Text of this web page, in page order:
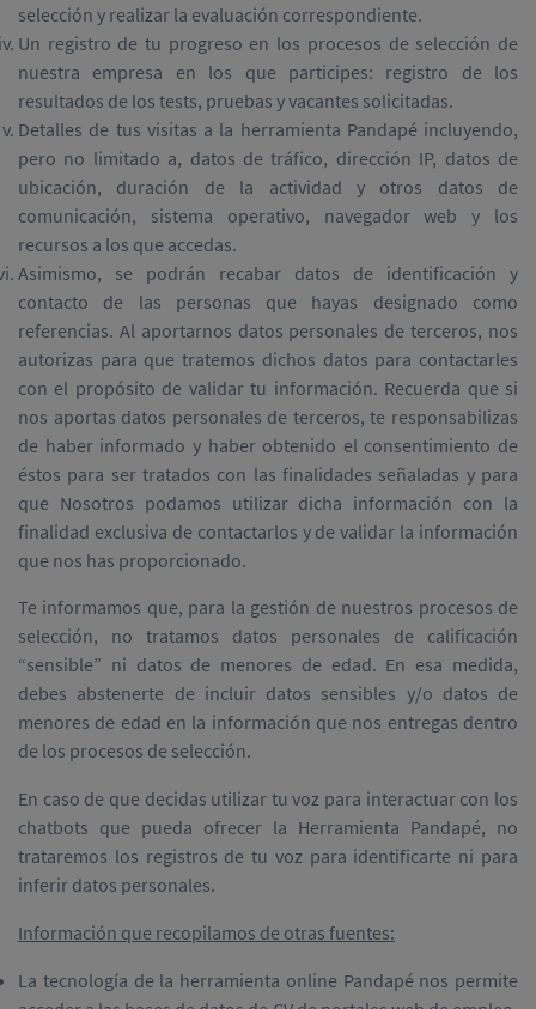
selección y realizar la evaluación correspondiente.
Un registro de tu progreso en los procesos de selección de
nuestra empresa en los que participes: registro de los
resultados de los tests, pruebas y vacantes solicitadas.
Detalles de tus visitas a la herramienta Pandapé incluyendo,
pero no limitado a, datos de tráfico, dirección IP, datos de
ubicación, duración de la actividad y otros datos de
comunicación, sistema operativo, navegador web y los
recursos a los que accedas.
Asimismo, se podrán recabar datos de identificación y
contacto de las personas que hayas designado como
referencias. Al aportarnos datos personales de terceros, nos
autorizas para que tratemos dichos datos para contactarles
con el propósito de validar tu información. Recuerda que si
nos aportas datos personales de terceros, te responsabilizas
de haber informado y haber obtenido el consentimiento de
éstos para ser tratados con las finalidades señaladas y para
que Nosotros podamos utilizar dicha información con la
finalidad exclusiva de contactarlos y de validar la información
que nos has proporcionado.
Te informamos que, para la gestión de nuestros procesos de
selección, no tratamos datos personales de calificación
“sensible” ni datos de menores de edad. En esa medida,
debes abstenerte de incluir datos sensibles y/o datos de
menores de edad en la información que nos entregas dentro
de los procesos de selección.
En caso de que decidas utilizar tu voz para interactuar con los
chatbots que pueda ofrecer la Herramienta Pandapé, no
trataremos los registros de tu voz para identificarte ni para
inferir datos personales.
Información que recopilamos de otras fuentes:
La tecnología de la herramienta online Pandapé nos permite